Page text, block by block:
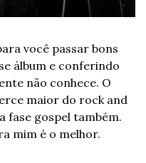
você passar bons
álbum e conferindo
não conhece. O
maior do rock and
fase gospel também.
mim é o melhor.